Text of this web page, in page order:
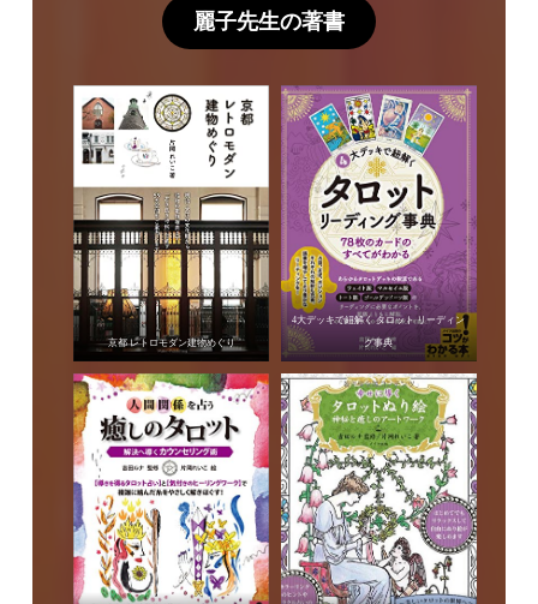
麗子先生の著書
京都 レトロモダン建物めぐり
4大デッキで紐解く タロット リーディン
グ事典